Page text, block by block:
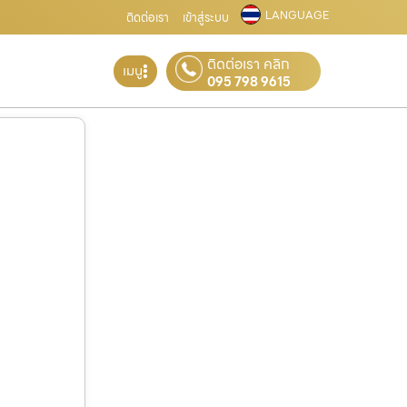
ติดต่อเรา เข้าสู่ระบบ LANGUAGE
เมนู ติดต่อเรา คลิก
095 798 9615